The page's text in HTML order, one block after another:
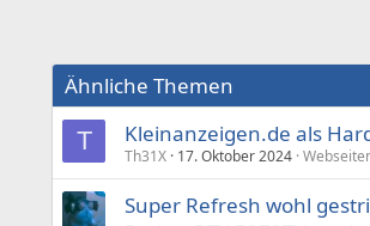
Ähnliche Themen
T Kleinanzeigen.de als
Th31X 17. Oktober 2024
Super Refresh wohl